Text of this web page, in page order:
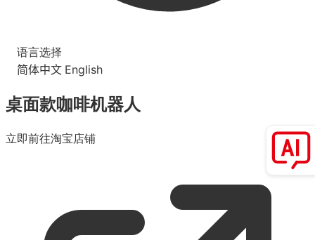
语言选择
简体中文 English
桌面款咖啡机器人
立即前往淘宝店铺